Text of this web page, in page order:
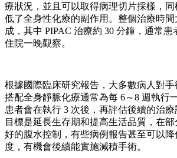
療狀況，並且可以取得病理切片採樣，
低了全身性化療的副作用。整個治療時
成，其中 PIPAC 治療約 30 分鐘，通常患
住院一晚觀察。
根據國際臨床研究報告，大多數病人對手
搭配全身靜脈化療通常為每 6～8 週執行
患者會在執行 3 次後，再評估後續的治
目標是延長生存期和提高生活品質，在
好的腹水控制，有些病例報告甚至可以
度，有機會後續能實施減積手術。